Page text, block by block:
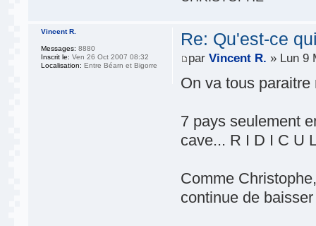
Re: Qu'est-ce
parVincent R. » Lun 9
On va tous
7 pays seulement
cave... R I D I C U
Comme
continue de baisser
Vincent R.
Messages: 8880
Inscrit le: Ven 26 Oct 2007 08:32
Localisation: Entre Béarn et Bigorre